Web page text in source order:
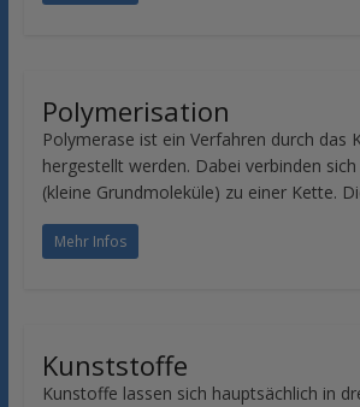
Polymerisation
Polymerase ist ein Verfahren durch das
hergestellt werden. Dabei verbinden
(kleine Grundmoleküle) zu einer Kette.
Mehr Infos
Kunststoffe
Kunstoffe lassen sich hauptsächlich in